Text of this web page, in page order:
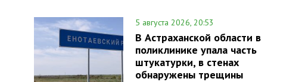
5 августа 2026, 20:53
В Астраханской области в
поликлинике упала часть
штукатурки, в стенах
обнаружены трещины